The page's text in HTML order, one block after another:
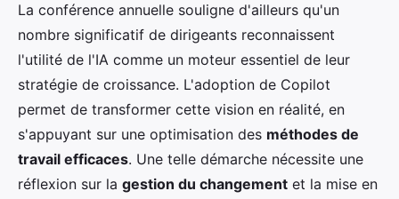
La conférence annuelle souligne d'ailleurs qu'un
nombre significatif de dirigeants reconnaissent
l'utilité de l'IA comme un moteur essentiel de leur
stratégie de croissance. L'adoption de Copilot
permet de transformer cette vision en réalité, en
s'appuyant sur une optimisation des méthodes de
travail efficaces. Une telle démarche nécessite une
réflexion sur la gestion du changement et la mise en